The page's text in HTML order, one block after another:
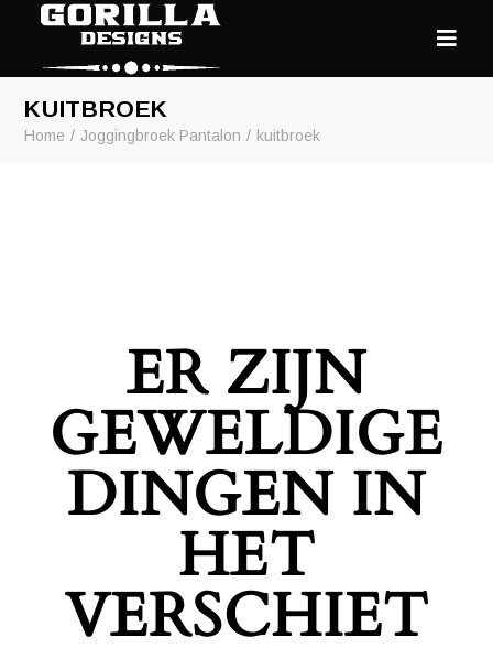
KUITBROEK
Home Joggingbroek Pantalon kuitbroek
ER ZIJN
GEWELDIGE
DINGEN IN
HET
VERSCHIET